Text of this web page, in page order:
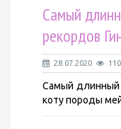
Самый
рекордов
28.07.2020
Самый длинный
коту породы